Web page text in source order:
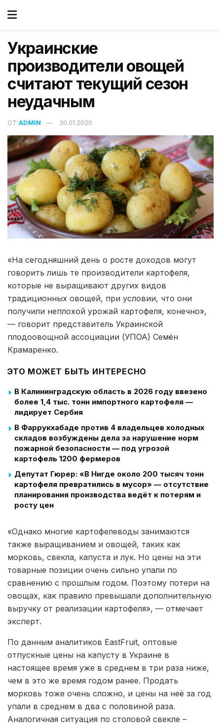
Украинские
производители овощей
считают текущий сезон
неудачным
ОТ ADMIN 30.01.2020
«На сегодняшний день о росте доходов могут
говорить лишь те производители картофеля,
которые не выращивают других видов
традиционных овощей, при условии, что они
получили неплохой урожай картофеля, конечно»,
— говорит представитель Украинской
плодоовощной ассоциации (УПОА) Семён
Крамаренко.
ЭТО МОЖЕТ БЫТЬ ИНТЕРЕСНО
В Калининградскую область в 2026 году ввезено
более 1,4 тыс. тонн импортного картофеля —
лидирует Сербия
В Фаррукхабаде против 4 владельцев холодных
складов возбуждены дела за нарушение норм
пожарной безопасности — под угрозой
картофель 1200 фермеров
Депутат Гюрер: «В Нигде около 200 тысяч тонн
картофеля превратились в мусор» — отсутствие
планирования производства ведёт к потерям и
росту цен
«Однако многие картофелеводы занимаются
также выращиванием и овощей, таких как
морковь, свекла, капуста и лук. Но цены на эти
товарные позиции очень сильно упали по
сравнению с прошлым годом. Поэтому потери на
овощах, как правило превышали дополнительную
выручку от реализации картофеля», — отмечает
эксперт.
По данным аналитиков EastFruit, оптовые
отпускные цены на капусту в Украине в
настоящее время уже в среднем в три раза ниже,
чем в это же время годом ранее. Продать
морковь тоже очень сложно, и цены на неё за год
упали в среднем в два с половиной раза.
Аналогичная ситуация по столовой свекле –